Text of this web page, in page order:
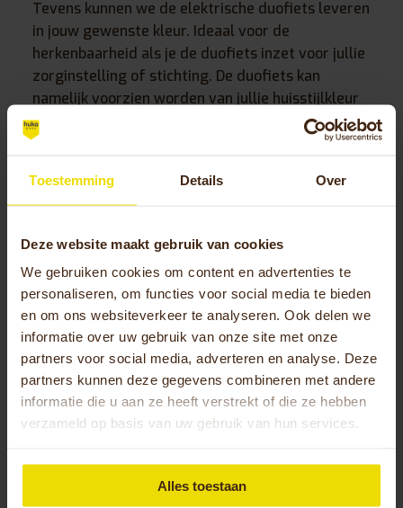
Toestemming Details Over
Deze website maakt gebruik van cookies
We gebruiken cookies om content en advertenties te
personaliseren, om functies voor social media te bieden
en om ons websiteverkeer te analyseren. Ook delen we
informatie over uw gebruik van onze site met onze
partners voor social media, adverteren en analyse. Deze
partners kunnen deze gegevens combineren met andere
informatie die u aan ze heeft verstrekt of die ze hebben
verzameld op basis van uw gebruik van hun services.
Alles toestaan
Tevens kunnen we de elektrische duofiets leveren
in jouw gewenste kleur. Ideaal voor de
herkenbaarheid als je de duofiets inzet voor jullie
zorginstelling of stichting. De duofiets kan
namelijk voorzien worden van jullie huisstijlkleur
op het frame.
Gratis proefit duofiets met
trapondersteuning
Zou je graag de duofiets met trapondersteuning
willen ervaren? Een proefrit bij jou thuis, bij jouw
rijwielhandel in de buurt of bij ons op locatie is
mogelijk. Deze service verlenen wij geheel
vrijblijvend. Neem voor meer informatie over de
Orthros duofiets contact op met het
telefoonnummer+31 (0)541-572 472of e-mail
ons via info@huka.nl.